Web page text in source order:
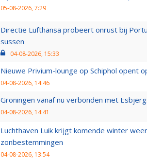
05-08-2026, 7:29
Directie Lufthansa probeert onrust bij
sussen
04-08-2026, 15:33
Nieuwe Privium-lounge op Schiphol opent
04-08-2026, 14:46
Groningen vanaf nu verbonden met
04-08-2026, 14:41
Luchthaven Luik krijgt komende winter
zonbestemmingen
04-08-2026, 13:54